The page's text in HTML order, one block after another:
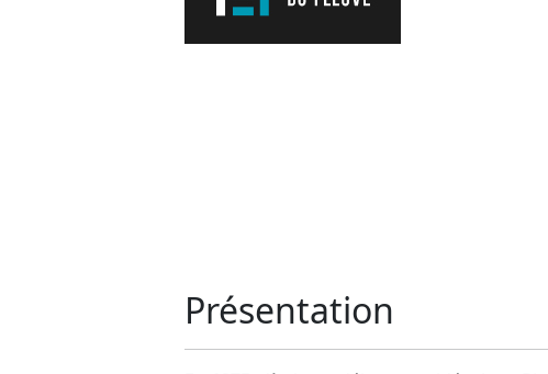
Présentation